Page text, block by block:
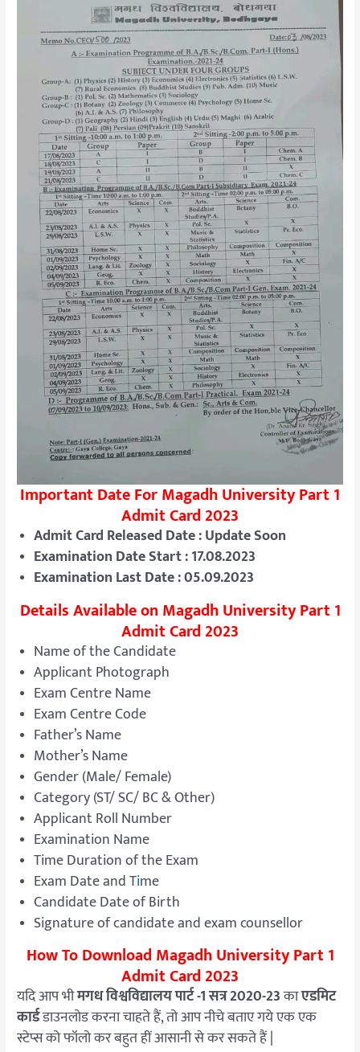
Important Date For Magadh University Part 1
Admit Card 2023
Admit Card Released Date : Update Soon
Examination Date Start : 17.08.2023
Examination Last Date : 05.09.2023
Details Available on Magadh University Part 1
Admit Card 2023
Name of the Candidate
Applicant Photograph
Exam Centre Name
Exam Centre Code
Father’s Name
Mother’s Name
Gender (Male/ Female)
Category (ST/ SC/ BC & Other)
Applicant Roll Number
Examination Name
Time Duration of the Exam
Exam Date and Time
Candidate Date of Birth
Signature of candidate and exam counsellor
How To Download Magadh University Part 1
Admit Card 2023
यदि आप भीमगध विश्वविद्यालय पार्ट -1 सत्र 2020-23काएडमिट
कार्डडाउनलोड करना चाहते हैं, तो आप नीचे बताए गये एक एक
स्टेप्स को फॉलो कर बहुत हीं आसानी से कर सकते हैं |